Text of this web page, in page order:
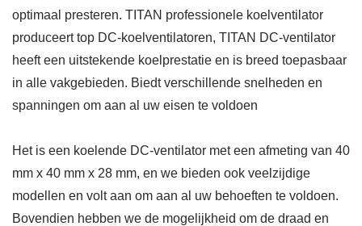
optimaal presteren. TITAN professionele koelventilator
produceert top DC-koelventilatoren, TITAN DC-ventilator
heeft een uitstekende koelprestatie en is breed toepasbaar
in alle vakgebieden. Biedt verschillende snelheden en
spanningen om aan al uw eisen te voldoen
Het is een koelende DC-ventilator met een afmeting van 40
mm x 40 mm x 28 mm, en we bieden ook veelzijdige
modellen en volt aan om aan al uw behoeften te voldoen.
Bovendien hebben we de mogelijkheid om de draad en